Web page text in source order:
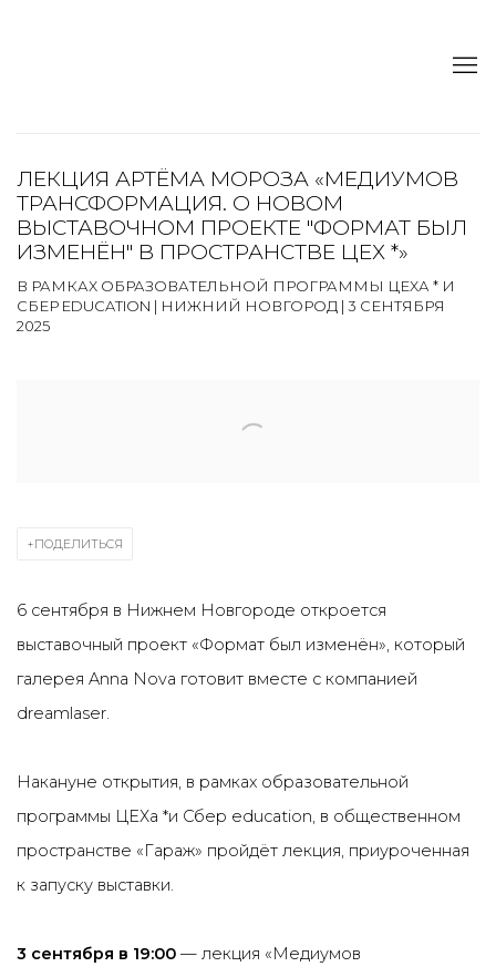
ЛЕКЦИЯ АРТЁМА МОРОЗА «МЕДИУМОВ
ТРАНСФОРМАЦИЯ. О НОВОМ
ВЫСТАВОЧНОМ ПРОЕКТЕ "ФОРМАТ БЫЛ
ИЗМЕНЁН" В ПРОСТРАНСТВЕ ЦЕХ *»
В РАМКАХ ОБРАЗОВАТЕЛЬНОЙ ПРОГРАММЫ ЦЕХА * И
СБЕР EDUCATION | НИЖНИЙ НОВГОРОД | 3 СЕНТЯБРЯ
2025
ПОДЕЛИТЬСЯ
6 сентября в Нижнем Новгороде откроется
выставочный проект «Формат был изменён», который
галерея Anna Nova готовит вместе с компанией
dreamlaser.
Накануне открытия, в рамках образовательной
программы ЦЕХа *и Сбер education, в общественном
пространстве «Гараж» пройдёт лекция, приуроченная
к запуску выставки.
3 сентября в 19:00 — лекция «Медиумов